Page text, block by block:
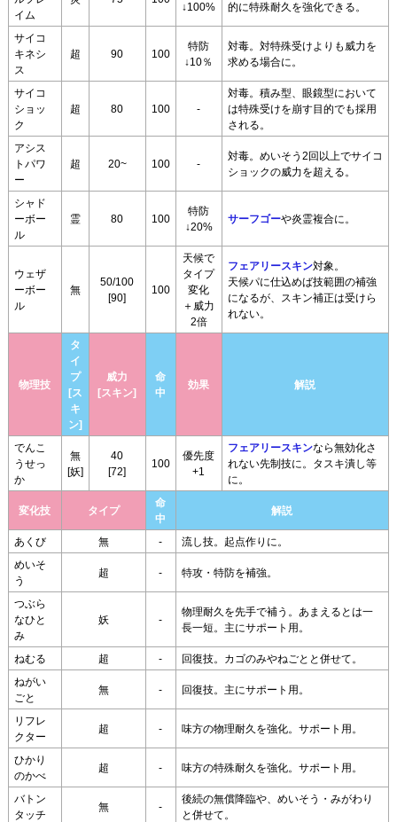
イム
↓100%
的に特殊耐久を強化できる。
サイコ
キネシ
ス
超 90 100
特防
↓10％
対毒。対特殊受けよりも威力を
求める場合に。
サイコ
ショッ
ク
超 80 100 -
対毒。積み型、眼鏡型において
は特殊受けを崩す目的でも採用
される。
アシス
トパワ
ー
超 20~ 100 -
対毒。めいそう2回以上でサイコ
ショックの威力を超える。
シャド
ーボー
ル
霊 80 100
特防
↓20%
サーフゴーや炎霊複合に。
ウェザ
ーボー
ル
無
50/100
[90]
100
天候で
タイプ
変化
＋威力
2倍
フェアリースキン対象。
天候パに仕込めば技範囲の補強
になるが、スキン補正は受けら
れない。
物理技
タ
イ
プ
[ス
キ
ン]
威力
[スキン]
命
中
効果 解説
でんこ
うせっ
か
無
[妖]
40
[72]
100
優先度
+1
フェアリースキンなら無効化さ
れない先制技に。タスキ潰し等
に。
変化技 タイプ
命
中
解説
あくび 無 - 流し技。起点作りに。
めいそ
う
超 - 特攻・特防を補強。
つぶら
なひと
み
妖 -
物理耐久を先手で補う。あまえるとは一
長一短。主にサポート用。
ねむる 超 - 回復技。カゴのみやねごとと併せて。
ねがい
ごと
無 - 回復技。主にサポート用。
リフレ
クター
超 - 味方の物理耐久を強化。サポート用。
ひかり
のかべ
超 - 味方の特殊耐久を強化。サポート用。
バトン
タッチ
無 -
後続の無償降臨や、めいそう・みがわり
と併せて。